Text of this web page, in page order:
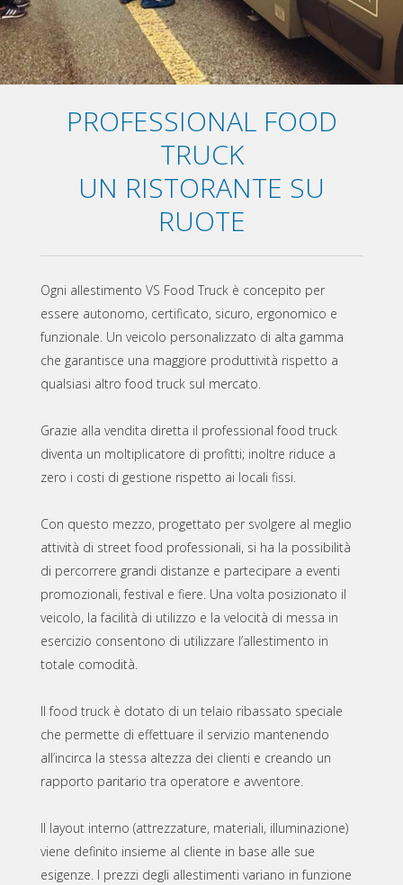
PROFESSIONAL FOOD
TRUCK
UN RISTORANTE SU
RUOTE
Ogni allestimento VS Food Truck è concepito per
essere autonomo, certificato, sicuro, ergonomico e
funzionale. Un veicolo personalizzato di alta gamma
che garantisce una maggiore produttività rispetto a
qualsiasi altro food truck sul mercato.
Grazie alla vendita diretta il professional food truck
diventa un moltiplicatore di profitti; inoltre riduce a
zero i costi di gestione rispetto ai locali fissi.
Con questo mezzo, progettato per svolgere al meglio
attività di street food professionali, si ha la possibilità
di percorrere grandi distanze e partecipare a eventi
promozionali, festival e fiere. Una volta posizionato il
veicolo, la facilità di utilizzo e la velocità di messa in
esercizio consentono di utilizzare l’allestimento in
totale comodità.
Il food truck è dotato di un telaio ribassato speciale
che permette di effettuare il servizio mantenendo
all’incirca la stessa altezza dei clienti e creando un
rapporto paritario tra operatore e avventore.
Il layout interno (attrezzature, materiali, illuminazione)
viene definito insieme al cliente in base alle sue
esigenze. I prezzi degli allestimenti variano in funzione